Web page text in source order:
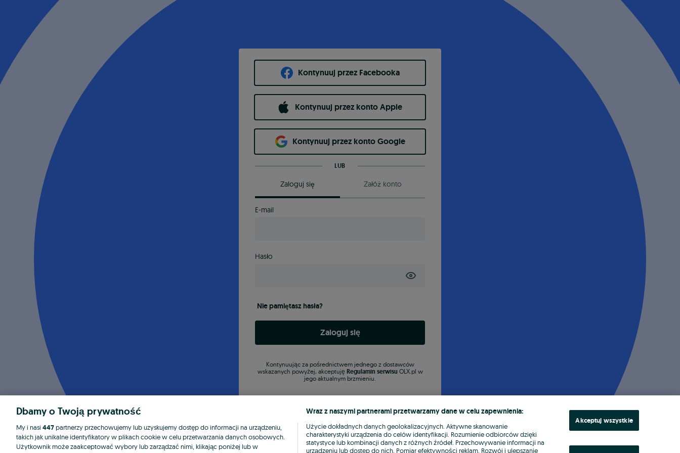
Kontynuuj przez Facebooka
Kontynuuj przez konto Apple
Kontynuuj przez konto Google
LUB
Zaloguj się Załóż konto
E-mail
Hasło
Nie pamiętasz hasła?
Zaloguj się
Kontynuując za pośrednictwem jednego z dostawców
wskazanych powyżej, akceptuję Regulamin serwisu OLX.pl w
jego aktualnym brzmieniu.
Dbamy o Twoją prywatność
My i nasi 447partnerzy przechowujemy lub uzyskujemy dostęp do informacji na urządzeniu,
takich jak unikalne identyfikatory w plikach cookie w celu przetwarzania danych osobowych.
Użytkownik może zaakceptować wybory lub zarządzać nimi, klikając poniżej lub w
Wraz z naszymi partnerami przetwarzamy dane w celu zapewnienia:
Użycie dokładnych danych geolokalizacyjnych. Aktywne skanowanie
charakterystyki urządzenia do celów identyfikacji. Rozumienie odbiorców dzięki
statystyce lub kombinacji danych z różnych źródeł. Przechowywanie informacji na
urządzeniu lub dostęp do nich. Pomiar efektywności reklam. Rozwój i ulepszanie
Akceptuj wszystkie